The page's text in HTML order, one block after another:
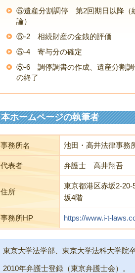
⑤遺産分割調停 第2回期日以降（
論）
⑤-2 相続財産の金銭的評価
⑤-4 寄与分の確定
⑤-6 調停調書の作成、遺産分割調
の終了
本ホームページの執筆者
事務所名 池田・高井法律事務
代表者 弁護士 高井翔吾
住所
東京都港区赤坂2-20-
坂4階
事務所HP https://www.i-t-
東京大学法学部、東京大学法科大学院卒
2010年弁護士登録（東京弁護士会）。